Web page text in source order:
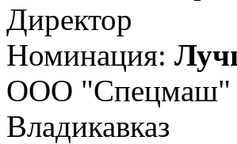
Директор
Номинация:
ООО "Спецмаш"
Владикавказ